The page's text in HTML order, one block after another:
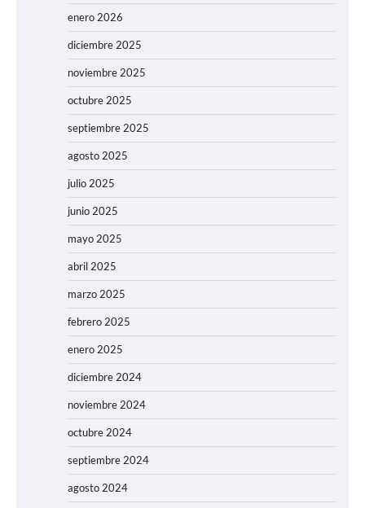
enero 2026
diciembre 2025
noviembre 2025
octubre 2025
septiembre 2025
agosto 2025
julio 2025
junio 2025
mayo 2025
abril 2025
marzo 2025
febrero 2025
enero 2025
diciembre 2024
noviembre 2024
octubre 2024
septiembre 2024
agosto 2024